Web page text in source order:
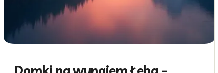
Domki na wynajem Łeba –